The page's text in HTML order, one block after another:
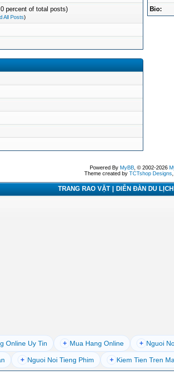
percent of total posts)
All Posts)
Bio:
Powered By MyBB, © 2002-2026
Theme created by TCTshop Designs
TRANG RAO VẶT | DIỄN ĐÀN DU
Online Uy Tin + Mua Hang Online + Nguoi
+ Nguoi Noi Tieng Phim + Kiem Tien Tren